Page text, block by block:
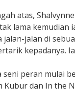
atas,
lama
jalan di
kepadanya.
peran mulai
dan In the